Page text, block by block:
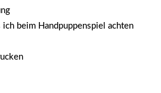
beim Handpuppenspiel achten